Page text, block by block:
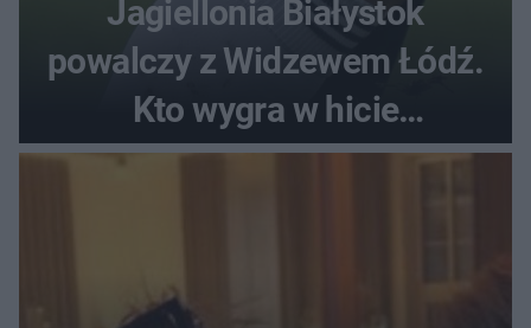
Jagiellonia Białystok
powalczy z Widzewem Łódź.
Kto wygra w hicie
Ekstraklasy?